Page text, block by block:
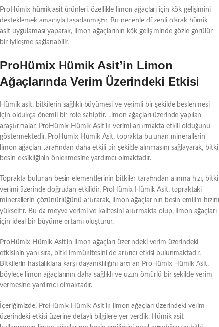
ProHümix hümik asit ürünleri, özellikle limon ağaçları için kök gelişimini
desteklemek amacıyla tasarlanmıştır. Bu nedenle düzenli olarak hümik
asit uygulaması yaparak, limon ağaçlarının kök gelişiminde gözle görülür
bir iyileşme sağlanabilir.
ProHümix Hümik Asit’in Limon
Ağaçlarında Verim Üzerindeki Etkisi
Hümik asit, bitkilerin sağlıklı büyümesi ve verimli bir şekilde beslenmesi
için oldukça önemli bir role sahiptir. Limon ağaçları üzerinde yapılan
araştırmalar, ProHümix Hümik Asit’in verimi artırmakta etkili olduğunu
göstermektedir. ProHümix Hümik Asit, toprakta bulunan minerallerin
limon ağaçları tarafından daha etkili bir şekilde alınmasını sağlayarak, bitki
besin eksikliğinin önlenmesine yardımcı olmaktadır.
Toprakta bulunan besin elementlerinin bitkiler tarafından alınma hızı, bitki
verimi üzerinde doğrudan etkilidir. ProHümix Hümik Asit, topraktaki
minerallerin çözünürlüğünü artırarak, limon ağaçlarının besin emilim hızını
yükseltir. Bu da meyve verimi ve kalitesini artırmakta olup, limon ağaçları
için ideal bir büyüme ortamı oluşturur.
ProHümix Hümik Asit’in limon ağaçları üzerindeki verim üzerindeki
etkisinin yanı sıra, bitki immünitesini de artırıcı etkisi bulunmaktadır.
Bitkilerin hastalıklara karşı dayanıklılığını artıran ProHümix Hümik Asit,
böylece limon ağaçlarının daha sağlıklı ve uzun ömürlü bir şekilde verim
vermesine yardımcı olmaktadır.
İçeriğimizde, ProHümix Hümik Asit’in limon ağaçları üzerindeki verim
üzerindeki etkisi üzerine detaylı bilgilere yer verdik. Hümik asit